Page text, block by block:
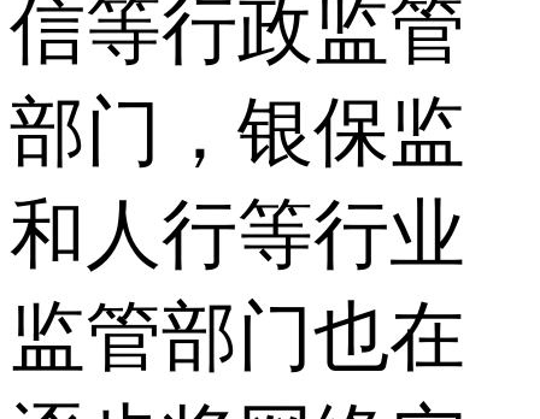
信等行政监管
部门，银保监
和人行等行业
监管部门也在